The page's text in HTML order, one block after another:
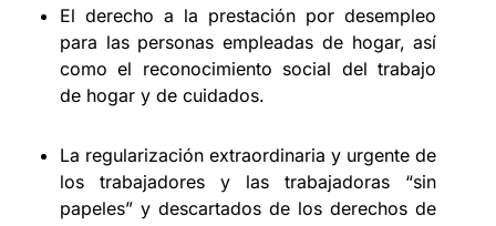
El derecho a la prestación por desempleo
para las personas empleadas de hogar, así
como el reconocimiento social del trabajo
de hogar y de cuidados.
La regularización extraordinaria y urgente de
los trabajadores y las trabajadoras “sin
papeles” y descartados de los derechos de